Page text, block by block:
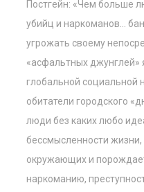
Постгейн: «Чем больше
убийц и наркоманов…
угрожать своему
«асфальтных
глобальной социальной
обитатели городского
люди без каких любо
бессмысленности
окружающих и
наркоманию,